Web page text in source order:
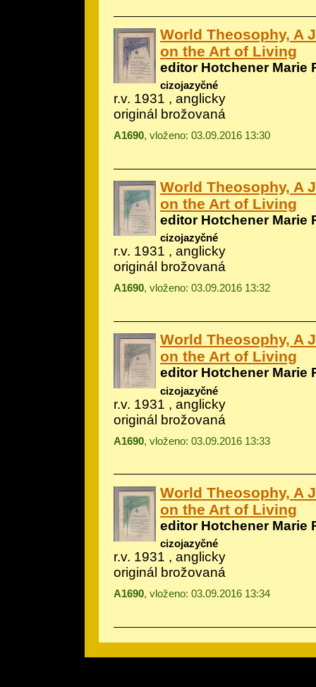
World Theosophy, A
on the Art of Living
editor Hotchener Marie
cizojazyčné
r.v. 1931 , anglicky
originál brožovaná
A1690, vloženo: 03.09.2016 13:30
World Theosophy, A
on the Art of Living
editor Hotchener Marie
cizojazyčné
r.v. 1931 , anglicky
originál brožovaná
A1690, vloženo: 03.09.2016 13:32
World Theosophy, A
on the Art of Living
editor Hotchener Marie
cizojazyčné
r.v. 1931 , anglicky
originál brožovaná
A1690, vloženo: 03.09.2016 13:33
World Theosophy, A
on the Art of Living
editor Hotchener Marie
cizojazyčné
r.v. 1931 , anglicky
originál brožovaná
A1690, vloženo: 03.09.2016 13:34